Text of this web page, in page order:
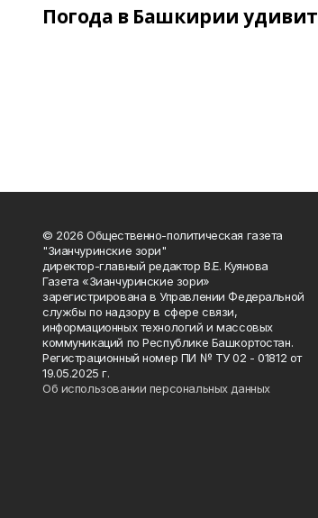
Погода в Башкирии удивит
© 2026 Общественно-политическая газета
"Зианчуринские зори"
директор-главный редактор В.Е. Куянова
Газета «Зианчуринские зори»
зарегистрирована в Управлении Федеральной
службы по надзору в сфере связи,
информационных технологий и массовых
коммуникаций по Республике Башкортостан.
Регистрационный номер ПИ № ТУ 02 - 01812 от
19.05.2025 г.
Об использовании персональных данных